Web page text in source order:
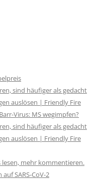
sind häufiger als gedacht
auslösen | Friendly Fire
Virus: MS wegimpfen?
sind häufiger als gedacht
auslösen | Friendly Fire
mehr kommentieren.
SARS-CoV-2